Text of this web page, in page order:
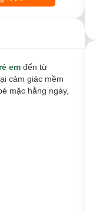
em đến từ
cảm giác mềm
mặc hằng ngày,